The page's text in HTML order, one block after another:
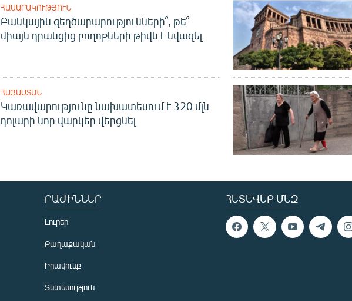
ՀԱՍԱՐԱԿՈՒԹՅՈՒՆ
Բանկային զեղծարարությունների՞, թե՞
միայն դրանցից բողոքների թիվն է նվազել
ՀԱՅԱՍՏԱՆ
Կառավարությունը նախատեսում է 320 մլն
դոլարի նոր վարկեր վերցնել
ՀԵՏԵՎԵՔ ՄԵԶ
ԲԱԺԻՆՆԵՐ
Լուրեր
Քաղաքական
Իրավունք
Տնտեսություն